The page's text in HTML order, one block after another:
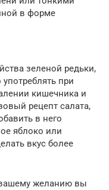
в форме
зеленой редьки,
при
кишечника и
рецепт салата,
в него
яблоко или
вкус более
желанию вы